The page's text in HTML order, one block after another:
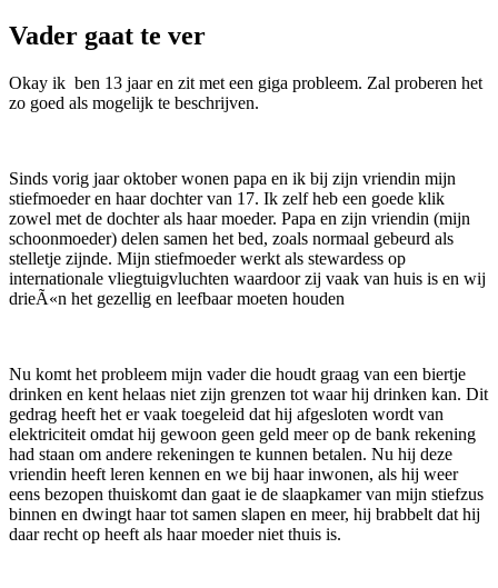
Vader gaat te ver
Okay ik ben 13 jaar en zit met een giga probleem. Zal proberen het
zo goed als mogelijk te beschrijven.
Sinds vorig jaar oktober wonen papa en ik bij zijn vriendin mijn
stiefmoeder en haar dochter van 17. Ik zelf heb een goede klik
zowel met de dochter als haar moeder. Papa en zijn vriendin (mijn
schoonmoeder) delen samen het bed, zoals normaal gebeurd als
stelletje zijnde. Mijn stiefmoeder werkt als stewardess op
internationale vliegtuigvluchten waardoor zij vaak van huis is en wij
drieÃ«n het gezellig en leefbaar moeten houden
Nu komt het probleem mijn vader die houdt graag van een biertje
drinken en kent helaas niet zijn grenzen tot waar hij drinken kan. Dit
gedrag heeft het er vaak toegeleid dat hij afgesloten wordt van
elektriciteit omdat hij gewoon geen geld meer op de bank rekening
had staan om andere rekeningen te kunnen betalen. Nu hij deze
vriendin heeft leren kennen en we bij haar inwonen, als hij weer
eens bezopen thuiskomt dan gaat ie de slaapkamer van mijn stiefzus
binnen en dwingt haar tot samen slapen en meer, hij brabbelt dat hij
daar recht op heeft als haar moeder niet thuis is.